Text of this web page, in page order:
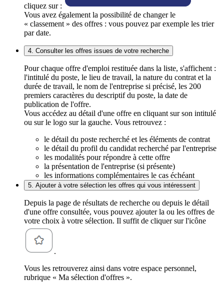
cliquez sur :
Vous avez également la possibilité de changer le
« classement » des offres : vous pouvez par exemple les trier
par date.
4. Consulter les offres issues de votre recherche
Pour chaque offre d'emploi restituée dans la liste, s'affichent :
l'intitulé du poste, le lieu de travail, la nature du contrat et la
durée de travail, le nom de l'entreprise si précisé, les 200
premiers caractères du descriptif du poste, la date de
publication de l'offre.
Vous accédez au détail d'une offre en cliquant sur son intitulé
ou sur le logo sur la gauche. Vous retrouvez :
le détail du poste recherché et les éléments de contrat
le détail du profil du candidat recherché par l'entreprise
les modalités pour répondre à cette offre
la présentation de l'entreprise (si présente)
les informations complémentaires le cas échéant
5. Ajouter à votre sélection les offres qui vous intéressent
Depuis la page de résultats de recherche ou depuis le détail
d'une offre consultée, vous pouvez ajouter la ou les offres de
votre choix à votre sélection. Il suffit de cliquer sur l'icône
.
Vous les retrouverez ainsi dans votre espace personnel,
rubrique « Ma sélection d'offres ».